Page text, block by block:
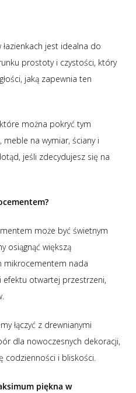
jest idealna do
prostoty i czystości, który
jaką zapewnia ten
można pokryć tym
meble na wymiar, ściany i
jeśli zdecydujesz się na
może być świetnym
osiągnąć większą
mikrocementem nada
efektu otwartej przestrzeni,
łączyć z drewnianymi
dla nowoczesnych dekoracji,
codzienności i bliskości.
piękna w